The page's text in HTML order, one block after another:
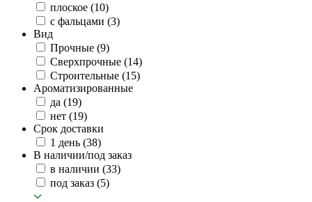
плоское (10)
с фальцами (3)
Вид
Прочные (9)
Сверхпрочные (14)
Строительные (15)
Ароматизированные
да (19)
нет (19)
Срок доставки
1 день (38)
В наличии/под заказ
в наличии (33)
под заказ (5)